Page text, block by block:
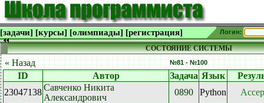
[задачи] [курсы] [олимпиады] [регистрация] Логин:
СОСТОЯНИЕ СИСТЕМЫ
« Назад №81 - №100
ID Автор Задача Язык
23047138Савченко Никита
Александрович
0890 Python